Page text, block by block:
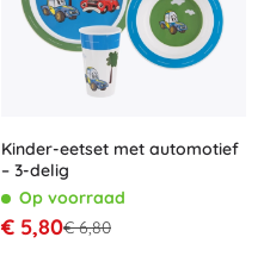
Kinder-eetset met automotief
– 3-delig
Op voorraad
€ 5,80€ 6,80